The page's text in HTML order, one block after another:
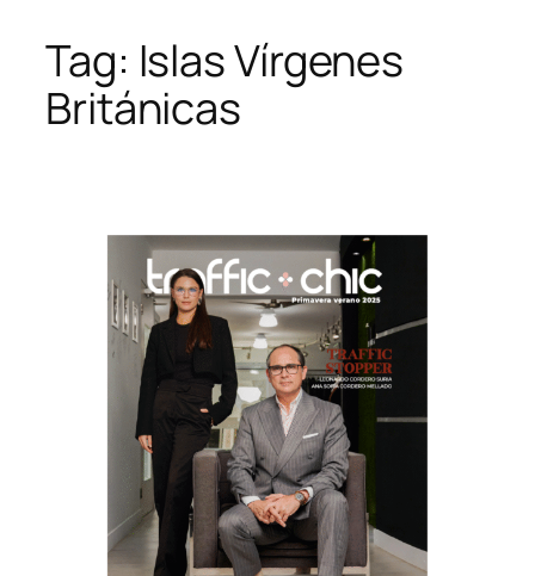
Skip
content
Tag: Islas Vírgenes
Británicas